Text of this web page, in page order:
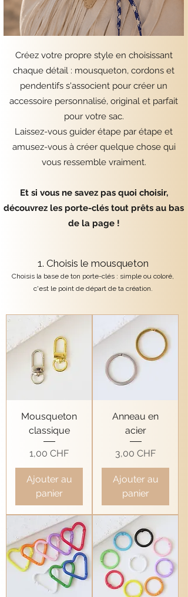
Créez votre propre style en choisissant
chaque détail : mousqueton, cordons et
pendentifs s'associent pour créer un
accessoire personnalisé, original et parfait
pour votre sac.
Laissez-vous guider étape par étape et
amusez-vous à créer quelque chose qui
vous ressemble vraiment.
Et si vous ne savez pas quoi choisir,
découvrez les porte-clés tout prêts au bas
de la page !
1. Choisis le mousqueton
Choisis la base de ton porte-clés : simple ou coloré,
c'est le point de départ de ta création.
Mousqueton
classique
Prix
1,00 CHF
Ajouter au
panier
Anneau en
acier
Prix
3,00 CHF
Ajouter au
panier